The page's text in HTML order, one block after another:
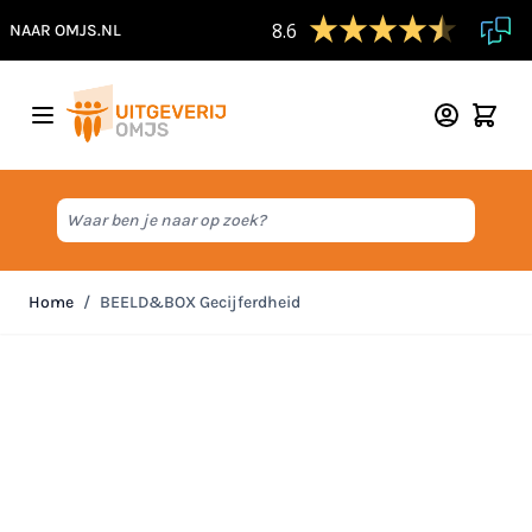
NAAR OMJS.NL 8.6
Waar ben je naar op zoek?
Home / BEELD&BOX Gecijferdheid